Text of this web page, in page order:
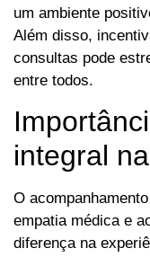
um ambiente
Além disso,
consultas pode
entre todos.
integral
O
empatia médica e
diferença na